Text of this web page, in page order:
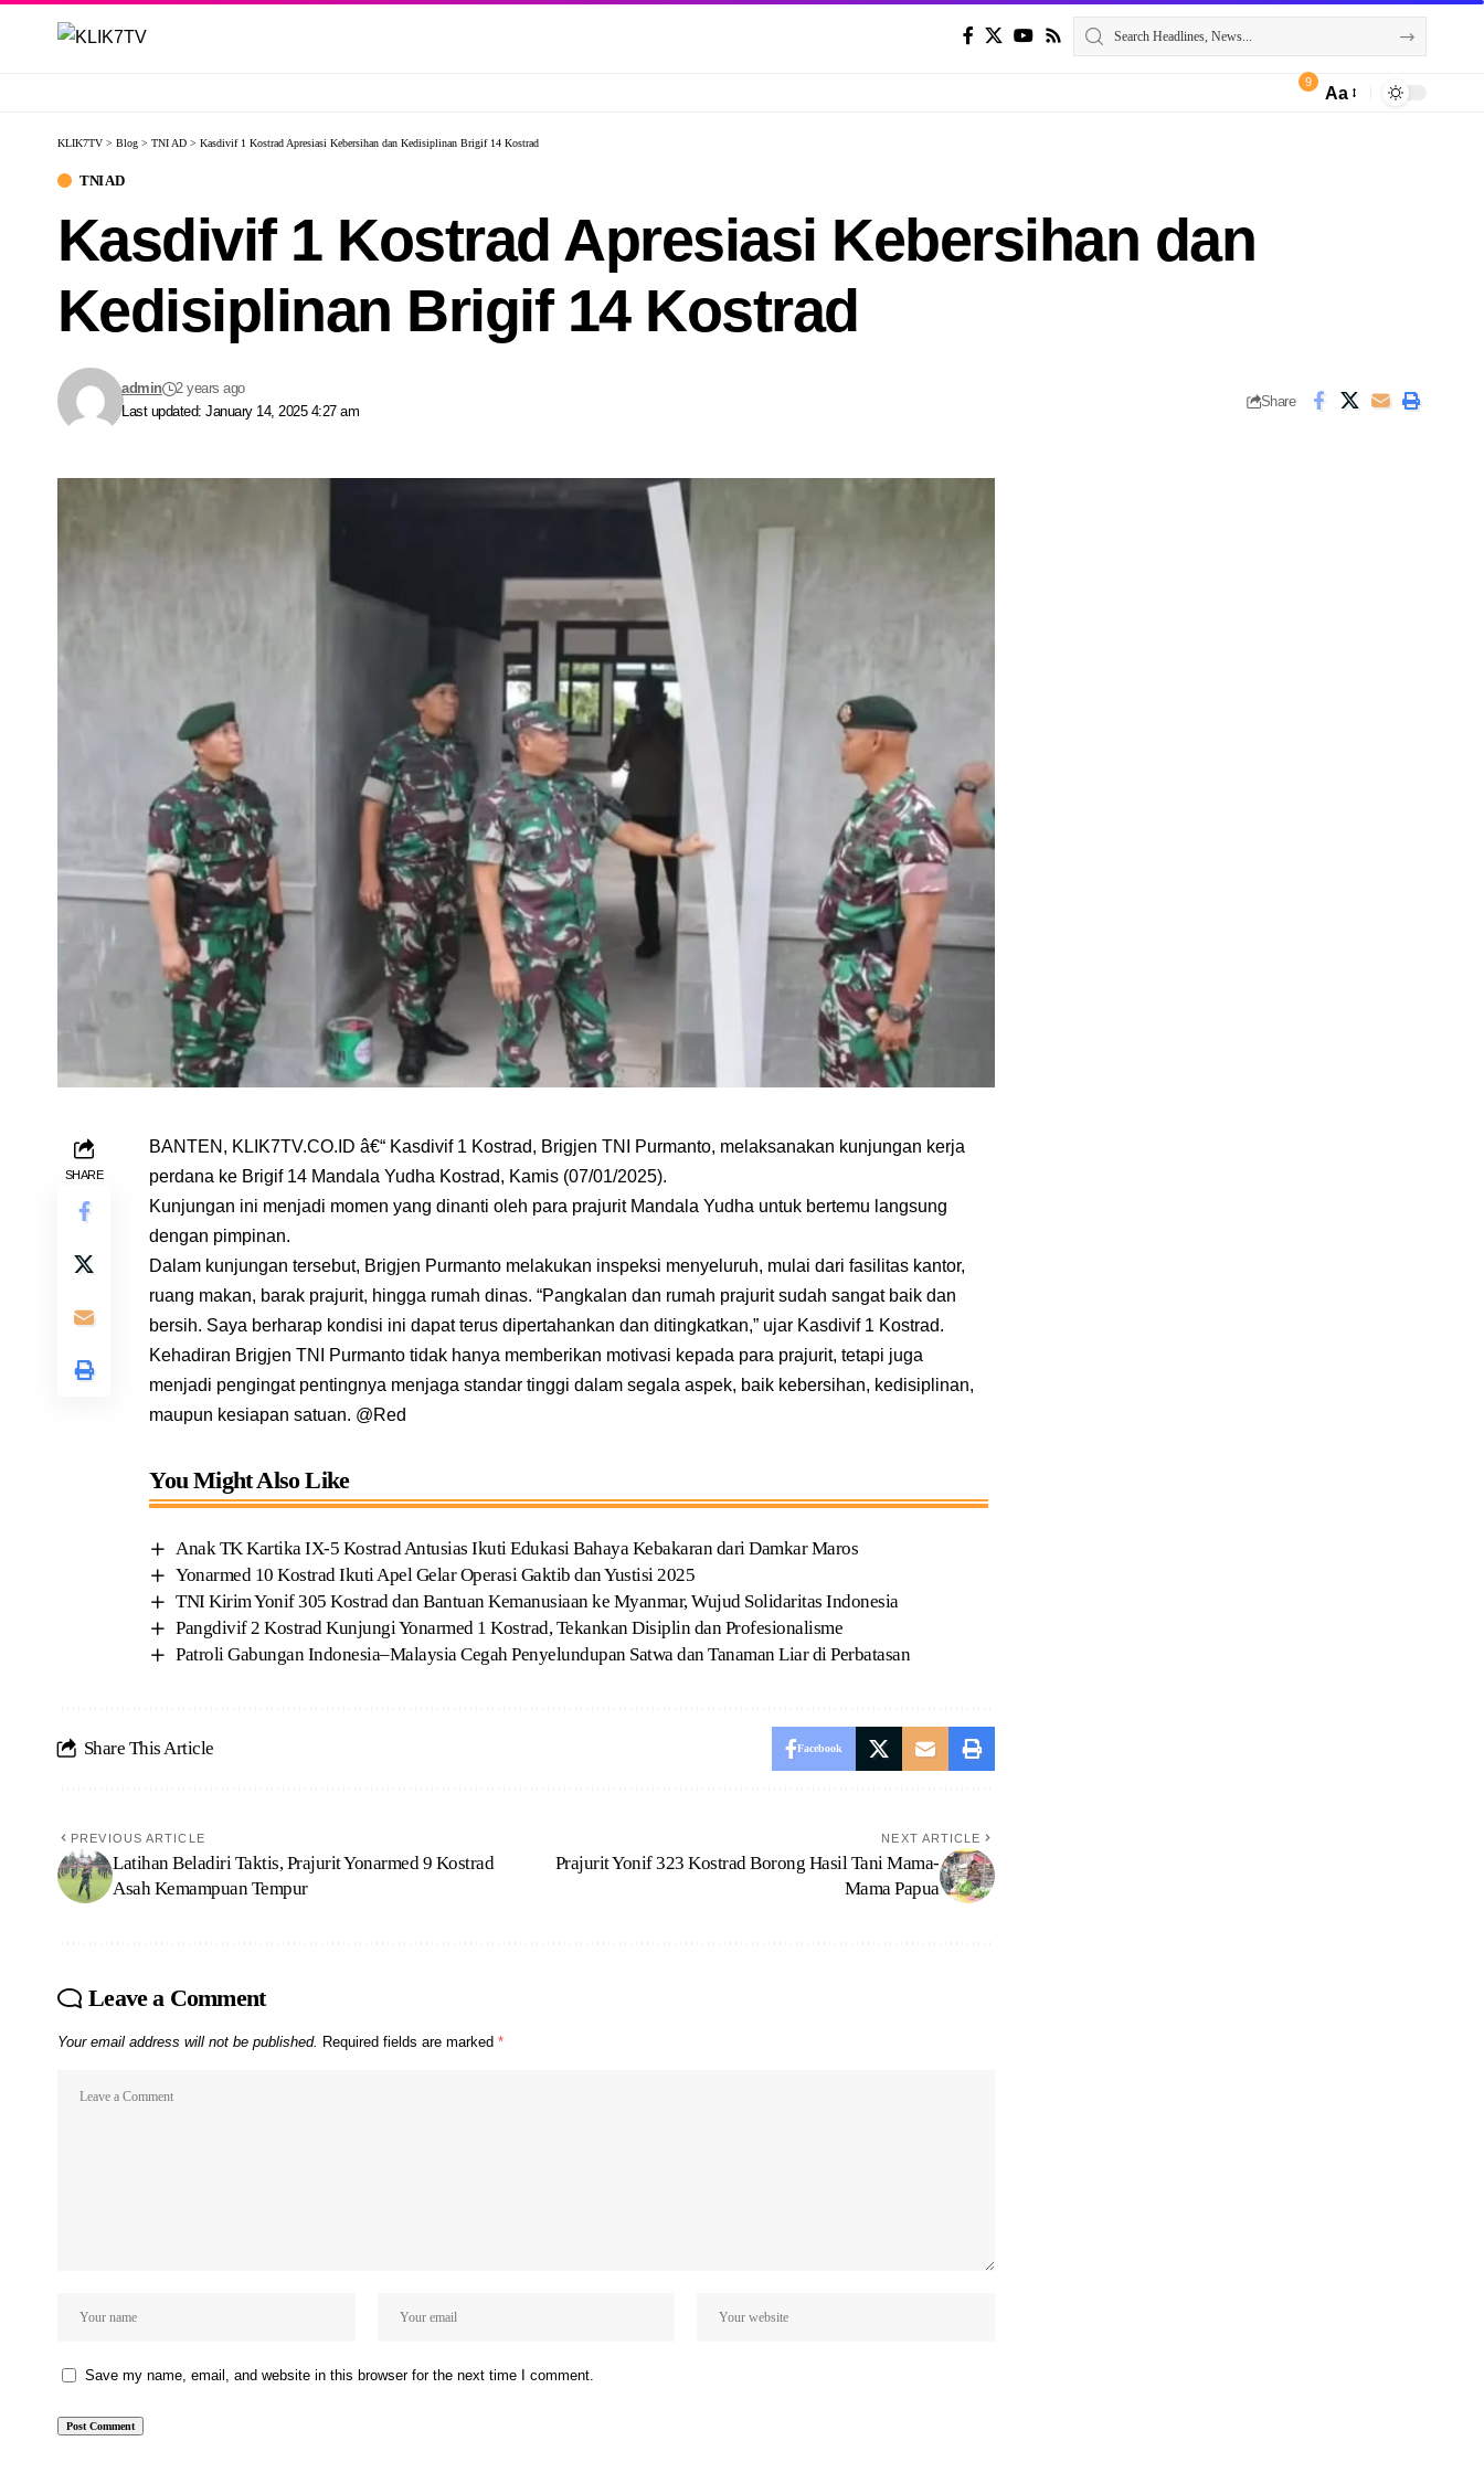
9
Aa
KLIK7TV > Blog > TNI AD > Kasdivif 1 Kostrad Apresiasi Kebersihan dan Kedisiplinan Brigif 14 Kostrad
TNI AD
Kasdivif 1 Kostrad Apresiasi Kebersihan dan
Kedisiplinan Brigif 14 Kostrad
Last updated: January 14, 2025 4:27 am
admin 2 years ago
Share
SHARE
BANTEN, KLIK7TV.CO.ID â€“ Kasdivif 1 Kostrad, Brigjen TNI Purmanto, melaksanakan kunjungan kerja
perdana ke Brigif 14 Mandala Yudha Kostrad, Kamis (07/01/2025).
Kunjungan ini menjadi momen yang dinanti oleh para prajurit Mandala Yudha untuk bertemu langsung
dengan pimpinan.
Dalam kunjungan tersebut, Brigjen Purmanto melakukan inspeksi menyeluruh, mulai dari fasilitas kantor,
ruang makan, barak prajurit, hingga rumah dinas. “Pangkalan dan rumah prajurit sudah sangat baik dan
bersih. Saya berharap kondisi ini dapat terus dipertahankan dan ditingkatkan,” ujar Kasdivif 1 Kostrad.
Kehadiran Brigjen TNI Purmanto tidak hanya memberikan motivasi kepada para prajurit, tetapi juga
menjadi pengingat pentingnya menjaga standar tinggi dalam segala aspek, baik kebersihan, kedisiplinan,
maupun kesiapan satuan. @Red
You Might Also Like
Anak TK Kartika IX-5 Kostrad Antusias Ikuti Edukasi Bahaya Kebakaran dari Damkar Maros
Yonarmed 10 Kostrad Ikuti Apel Gelar Operasi Gaktib dan Yustisi 2025
TNI Kirim Yonif 305 Kostrad dan Bantuan Kemanusiaan ke Myanmar, Wujud Solidaritas Indonesia
Pangdivif 2 Kostrad Kunjungi Yonarmed 1 Kostrad, Tekankan Disiplin dan Profesionalisme
Patroli Gabungan Indonesia–Malaysia Cegah Penyelundupan Satwa dan Tanaman Liar di Perbatasan
Share This Article Facebook
PREVIOUS ARTICLE
Latihan Beladiri Taktis, Prajurit Yonarmed 9 Kostrad
Asah Kemampuan Tempur
NEXT ARTICLE
Prajurit Yonif 323 Kostrad Borong Hasil Tani Mama-
Mama Papua
Leave a Comment
Your email address will not be published. Required fields are marked *
Save my name, email, and website in this browser for the next time I comment.